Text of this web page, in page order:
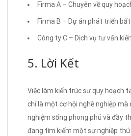
Firma A – Chuyên về quy
Firma B – Dự án phát triển bất
Công ty C – Dịch vụ tư vấn
5. Lời Kết
Việc làm kiến trúc sư quy hoạch
chỉ là một cơ hội nghề nghiệp
nghiệm sống phong phú và đầy
đang tìm kiếm một sự nghiệp